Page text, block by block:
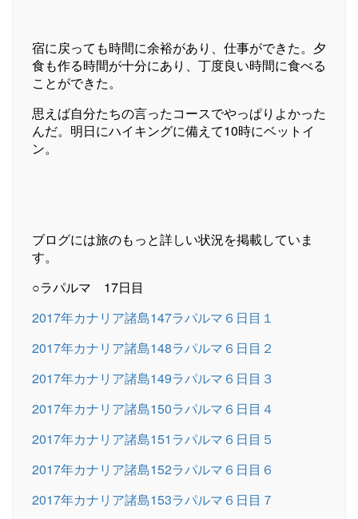
宿に戻っても時間に余裕があり、仕事ができた。夕
食も作る時間が十分にあり、丁度良い時間に食べる
ことができた。
思えば自分たちの言ったコースでやっぱりよかった
んだ。明日にハイキングに備えて10時にベットイ
ン。
ブログには旅のもっと詳しい状況を掲載していま
す。
○ラパルマ 17日目
2017年カナリア諸島147ラパルマ６日目１
2017年カナリア諸島148ラパルマ６日目２
2017年カナリア諸島149ラパルマ６日目３
2017年カナリア諸島150ラパルマ６日目４
2017年カナリア諸島151ラパルマ６日目５
2017年カナリア諸島152ラパルマ６日目６
2017年カナリア諸島153ラパルマ６日目７